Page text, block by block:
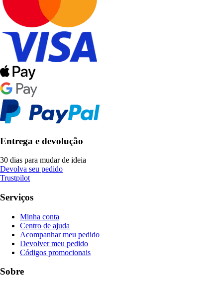
Entrega e devolução
30 dias para mudar de ideia
Devolva seu pedido
Trustpilot
Serviços
Minha conta
Centro de ajuda
Acompanhar meu pedido
Devolver meu pedido
Códigos promocionais
Sobre